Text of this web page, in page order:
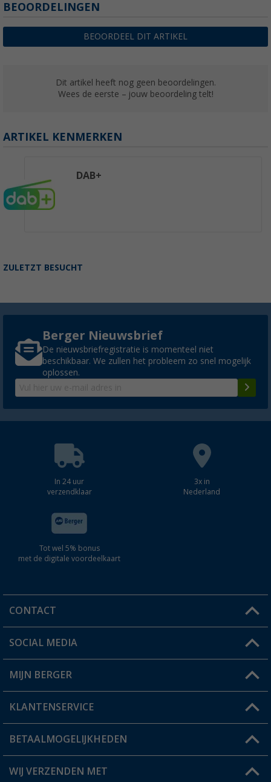
BEOORDELINGEN
BEOORDEEL DIT ARTIKEL
Dit artikel heeft nog geen beoordelingen.
Wees de eerste – jouw beoordeling telt!
ARTIKEL KENMERKEN
DAB+
ZULETZT BESUCHT
Berger Nieuwsbrief
De nieuwsbriefregistratie is momenteel niet
beschikbaar. We zullen het probleem zo snel mogelijk
oplossen.
In 24 uur
verzendklaar
3x in
Nederland
Tot wel 5% bonus
met de digitale voordeelkaart
CONTACT
Een vraag?
Winkel vinden
SOCIAL MEDIA
MIJN BERGER
Mijn account
Status bestelling
KLANTENSERVICE
FAQ & Contact
Verzendinformatie
BETAALMOGELIJKHEDEN
WIJ VERZENDEN MET